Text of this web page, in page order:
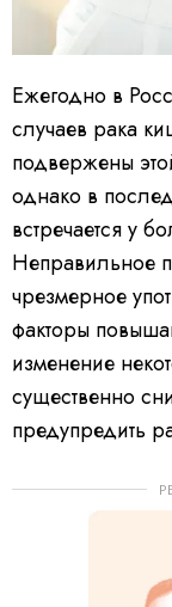
Ежегодно в
случаев рака
подвержены
однако в
встречается у
Неправильное
чрезмерное
факторы
изменение
существенно
предупредить